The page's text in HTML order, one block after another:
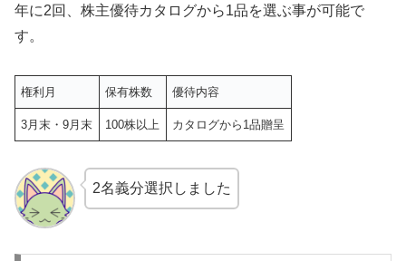
年に2回、株主優待カタログから1品を選ぶ事が可能で
す。
権利月 保有株数 優待内容
3月末・9月末 100株以上 カタログから1品贈呈
2名義分選択しました